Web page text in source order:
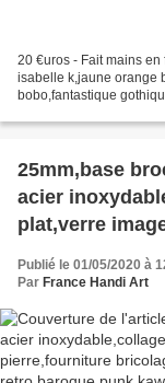
20 €uros - Fait mains
isabelle k,jaune orange
bobo,fantastique
25mm,base
acier
plat,verre
mercerie,diy
retro,baroque
nouveau art
Publié le 01/05/2020 à
Par France Handi Art